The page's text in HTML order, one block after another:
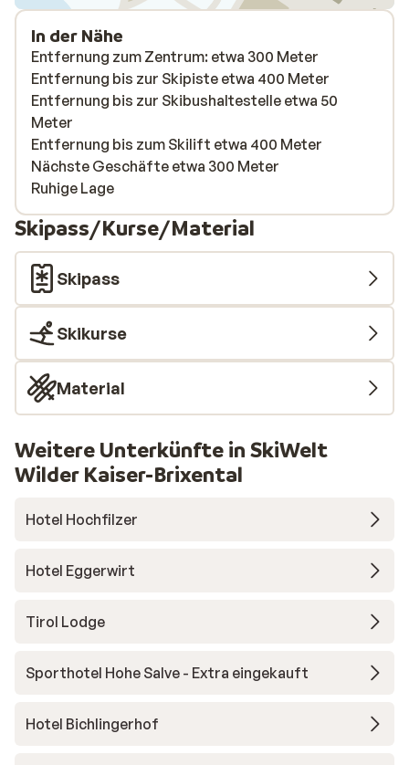
In der Nähe
Entfernung zum Zentrum: etwa 300 Meter
Entfernung bis zur Skipiste etwa 400 Meter
Entfernung bis zur Skibushaltestelle etwa 50
Meter
Entfernung bis zum Skilift etwa 400 Meter
Nächste Geschäfte etwa 300 Meter
Ruhige Lage
Skipass/Kurse/Material
Skipass
Skikurse
Material
Weitere Unterkünfte in SkiWelt
Wilder Kaiser-Brixental
Hotel Hochfilzer
Hotel Eggerwirt
Tirol Lodge
Sporthotel Hohe Salve - Extra eingekauft
Hotel Bichlingerhof